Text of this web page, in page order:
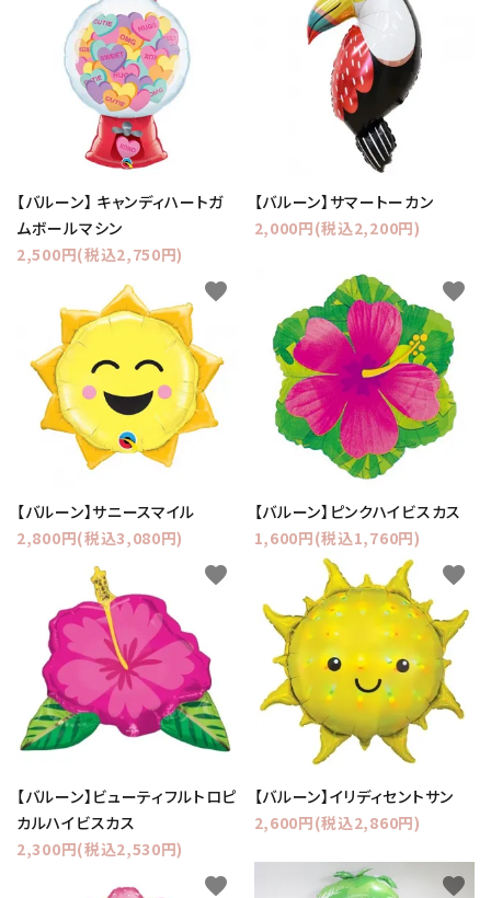
【バルーン】 キャンディハートガ
ムボールマシン
2,500円(税込2,750円)
【バルーン】サマートーカン
2,000円(税込2,200円)
【バルーン】サニースマイル
2,800円(税込3,080円)
favorite
【バルーン】ピンクハイビスカス
1,600円(税込1,760円)
favorite
【バルーン】ビューティフルトロピ
カルハイビスカス
2,300円(税込2,530円)
favorite
【バルーン】イリディセントサン
2,600円(税込2,860円)
favorite
favorite favorite